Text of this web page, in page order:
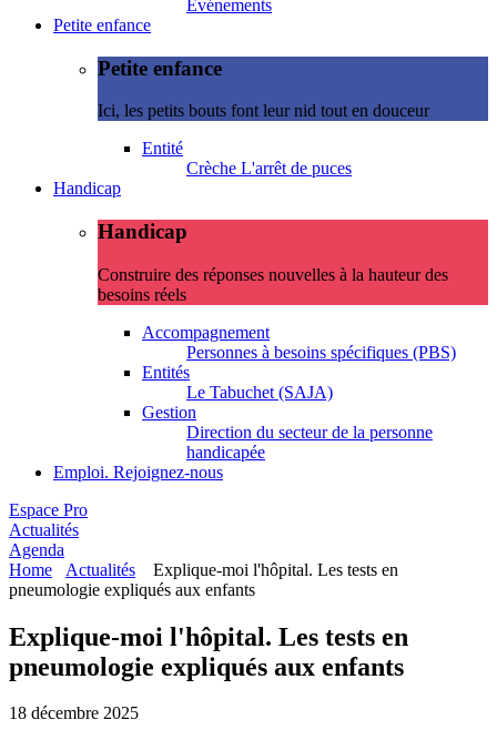
Evénements
Petite enfance
Petite enfance
Ici, les petits bouts font leur nid tout en douceur
Entité
Crèche L'arrêt de puces
Handicap
Handicap
Construire des réponses nouvelles à la hauteur des
besoins réels
Accompagnement
Personnes à besoins spécifiques (PBS)
Entités
Le Tabuchet (SAJA)
Gestion
Direction du secteur de la personne
handicapée
Emploi. Rejoignez-nous
Espace Pro
Actualités
Agenda
Home
Actualités
Explique-moi l'hôpital. Les tests en
pneumologie expliqués aux enfants
Explique-moi l'hôpital. Les tests en
pneumologie expliqués aux enfants
18 décembre 2025